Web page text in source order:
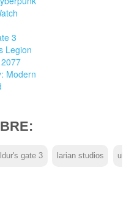
3
Legion
Modern
gate 3 larian studios